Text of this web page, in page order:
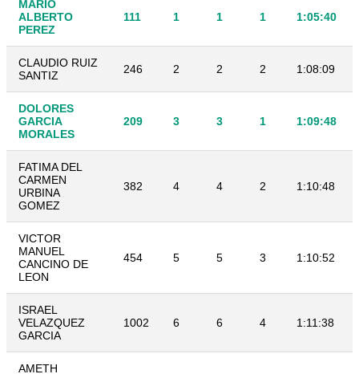
MARIO
ALBERTO
PEREZ
111 1 1 1 1:05:40
CLAUDIO RUIZ
SANTIZ
246 2 2 2 1:08:09
DOLORES
GARCIA
MORALES
209 3 3 1 1:09:48
FATIMA DEL
CARMEN
URBINA
GOMEZ
382 4 4 2 1:10:48
VICTOR
MANUEL
CANCINO DE
LEON
454 5 5 3 1:10:52
ISRAEL
VELAZQUEZ
GARCIA
1002 6 6 4 1:11:38
AMETH